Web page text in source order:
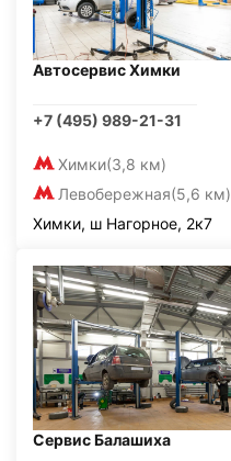
Автосервис Химки
+7 (495) 989-21-31
Химки(3,8 км)
Левобережная(5,6 км)
Химки, ш Нагорное, 2к7
Сервис Балашиха